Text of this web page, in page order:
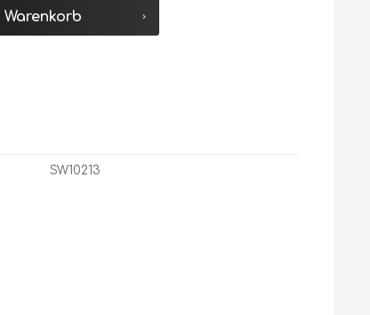
Warenkorb
SW10213